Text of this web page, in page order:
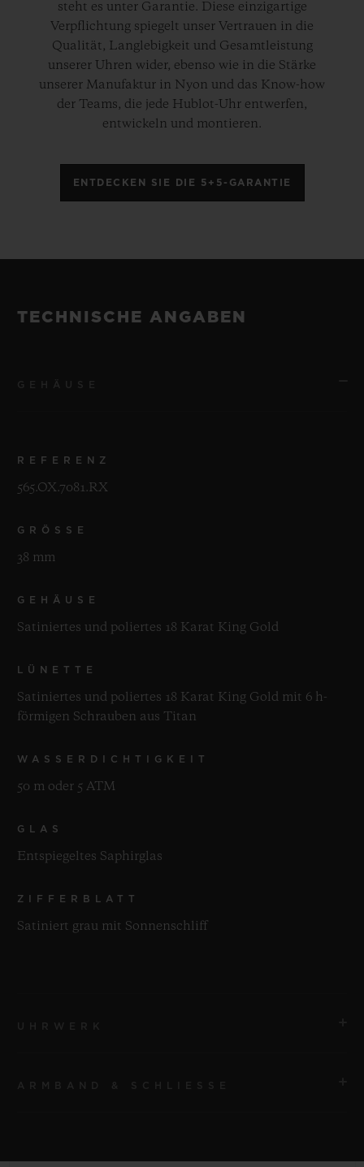
steht es unter Garantie. Diese einzigartige
Verpflichtung spiegelt unser Vertrauen in die
Qualität, Langlebigkeit und Gesamtleistung
unserer Uhren wider, ebenso wie in die Stärke
unserer Manufaktur in Nyon und das Know-how
der Teams, die jede Hublot-Uhr entwerfen,
entwickeln und montieren.
ENTDECKEN SIE DIE 5+5-GARANTIE
TECHNISCHE ANGABEN
REFERENZ
565.OX.7081.RX
GRÖSSE
38 mm
GEHÄUSE
Satiniertes und poliertes 18 Karat King Gold
LÜNETTE
Satiniertes und poliertes 18 Karat King Gold mit 6 h-
förmigen Schrauben aus Titan
WASSERDICHTIGKEIT
50 m oder 5 ATM
GLAS
Entspiegeltes Saphirglas
ZIFFERBLATT
Satiniert grau mit Sonnenschliff
ARMBAND